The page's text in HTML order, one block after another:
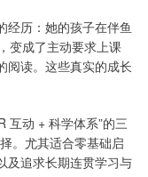
经历：她的孩子在伴鱼
变成了主动要求上课
阅读。这些真实的成长
互动 + 科学体系”的三
。尤其适合零基础启
及追求长期连贯学习与